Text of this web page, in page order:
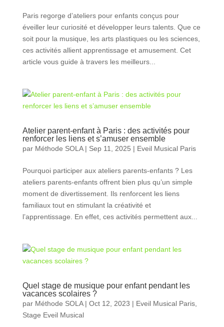
Paris regorge d’ateliers pour enfants conçus pour
éveiller leur curiosité et développer leurs talents. Que ce
soit pour la musique, les arts plastiques ou les sciences,
ces activités allient apprentissage et amusement. Cet
article vous guide à travers les meilleurs...
Atelier parent-enfant à Paris : des activités pour
renforcer les liens et s’amuser ensemble
par Méthode SOLA| Sep 11, 2025 | Eveil Musical Paris
Pourquoi participer aux ateliers parents-enfants ? Les
ateliers parents-enfants offrent bien plus qu’un simple
moment de divertissement. Ils renforcent les liens
familiaux tout en stimulant la créativité et
l’apprentissage. En effet, ces activités permettent aux...
Quel stage de musique pour enfant pendant les
vacances scolaires ?
par Méthode SOLA| Oct 12, 2023 | Eveil Musical Paris,
Stage Eveil Musical